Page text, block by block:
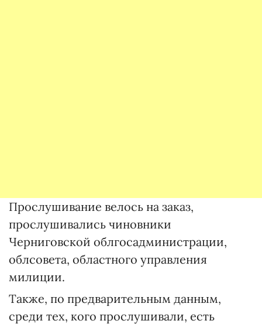
Прослушивание велось на заказ,
прослушивались чиновники
Черниговской облгосадминистрации,
облсовета, областного управления
милиции.
Также, по предварительным данным,
среди тех, кого прослушивали, есть